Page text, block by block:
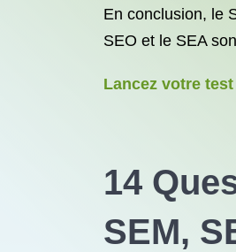
En conclusion, le
SEO et le SEA
Lancez votre
14
SEM,